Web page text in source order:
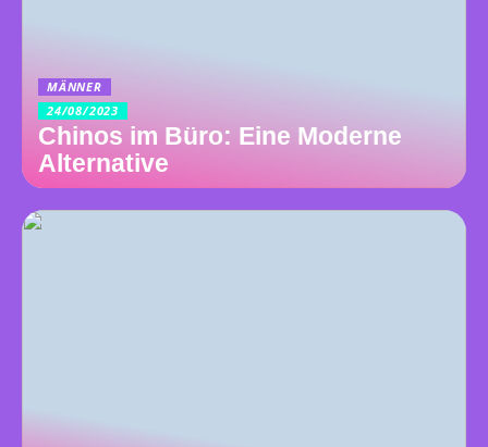
MÄNNER
24/08/2023
Chinos im Büro: Eine Moderne
Alternative